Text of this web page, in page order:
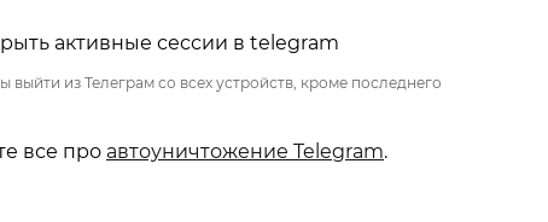
выйти из Телеграм со всех устройств, кроме последнего
все про автоуничтожение Telegram.